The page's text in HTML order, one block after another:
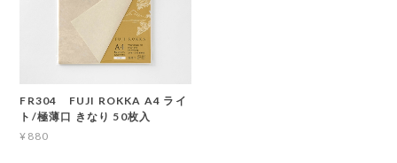
FR304 FUJI ROKKA A4 ライ
ト/極薄口 きなり 50枚入
¥880